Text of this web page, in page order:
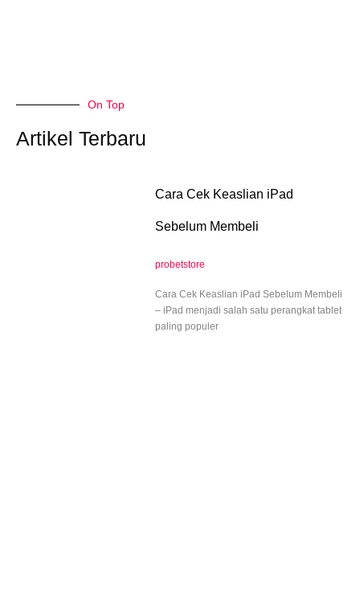
On Top
Artikel Terbaru
Cara Cek Keaslian iPad
Sebelum Membeli
probetstore
Cara Cek Keaslian iPad Sebelum Membeli
– iPad menjadi salah satu perangkat tablet
paling populer